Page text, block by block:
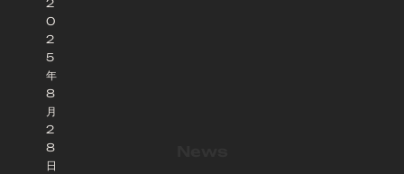
2
0
2
5
年
8
月
2
8
日